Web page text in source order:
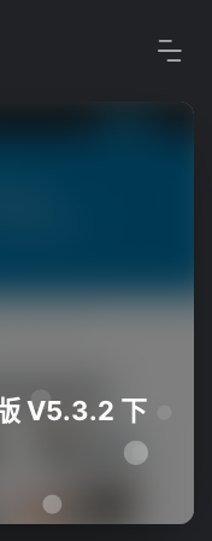
V5.3.2 下